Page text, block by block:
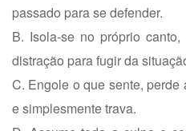
passado para se defender.
B. Isola-se no próprio
distração para fugir da
C. Engole o que sente,
e simplesmente trava.